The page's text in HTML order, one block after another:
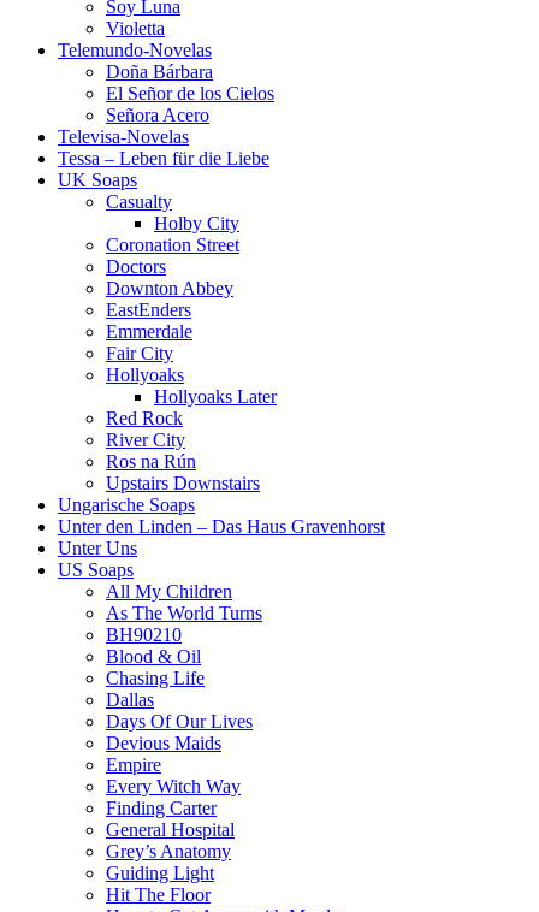
Soy Luna
Violetta
Telemundo-Novelas
Doña Bárbara
El Señor de los Cielos
Señora Acero
Televisa-Novelas
Tessa – Leben für die Liebe
UK Soaps
Casualty
Holby City
Coronation Street
Doctors
Downton Abbey
EastEnders
Emmerdale
Fair City
Hollyoaks
Hollyoaks Later
Red Rock
River City
Ros na Rún
Upstairs Downstairs
Ungarische Soaps
Unter den Linden – Das Haus Gravenhorst
Unter Uns
US Soaps
All My Children
As The World Turns
BH90210
Blood & Oil
Chasing Life
Dallas
Days Of Our Lives
Devious Maids
Empire
Every Witch Way
Finding Carter
General Hospital
Grey’s Anatomy
Guiding Light
Hit The Floor